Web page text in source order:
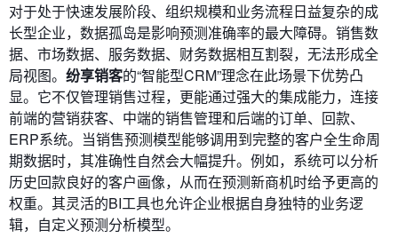
对于处于快速发展阶段、组织规模和业务流程日益复杂的成
长型企业，数据孤岛是影响预测准确率的最大障碍。销售数
据、市场数据、服务数据、财务数据相互割裂，无法形成全
局视图。 纷享销客的“智能型CRM”理念在此场景下优势凸
显。它不仅管理销售过程，更能通过强大的集成能力，连接
前端的营销获客、中端的销售管理和后端的订单、回款、
ERP系统。当销售预测模型能够调用到完整的客户全生命周
期数据时，其准确性自然会大幅提升。例如，系统可以分析
历史回款良好的客户画像，从而在预测新商机时给予更高的
权重。其灵活的BI工具也允许企业根据自身独特的业务逻
辑，自定义预测分析模型。